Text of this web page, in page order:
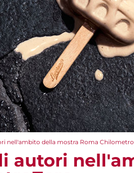
nell'ambito della mostra Roma
autori